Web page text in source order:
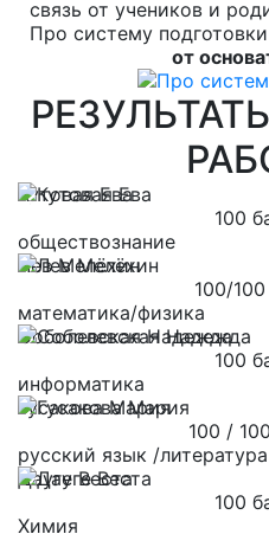
связь от учеников и
Про систему
от
Кутовая Ева
100
обществознание
Лев Мелёхин
100/
математика/физика
Соболевская Надежда
100
информатика
Гусакова Мария
100 /
русский язык /литература
Дауге Веста
100
Химия